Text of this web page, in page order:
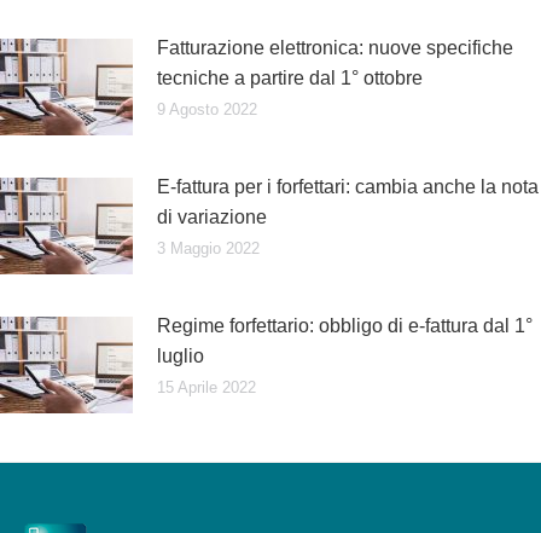
Fatturazione elettronica: nuove specifiche
tecniche a partire dal 1° ottobre
9 Agosto 2022
E-fattura per i forfettari: cambia anche la nota
di variazione
3 Maggio 2022
Regime forfettario: obbligo di e-fattura dal 1°
luglio
15 Aprile 2022